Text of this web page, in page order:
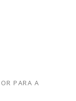
PARA A